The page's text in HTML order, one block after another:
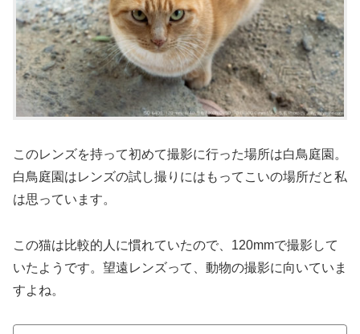
このレンズを持って初めて撮影に行った場所は白鳥庭園。
白鳥庭園はレンズの試し撮りにはもってこいの場所だと私
は思っています。
この猫は比較的人に慣れていたので、120mmで撮影して
いたようです。望遠レンズって、動物の撮影に向いていま
すよね。